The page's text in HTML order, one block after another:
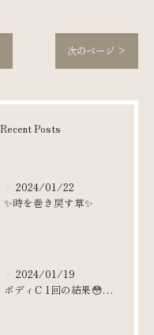
次のページ >
Recent Posts
2024/01/22
✨時を巻き戻す草✨
2024/01/19
ボディC 1回の結果😳😳😳